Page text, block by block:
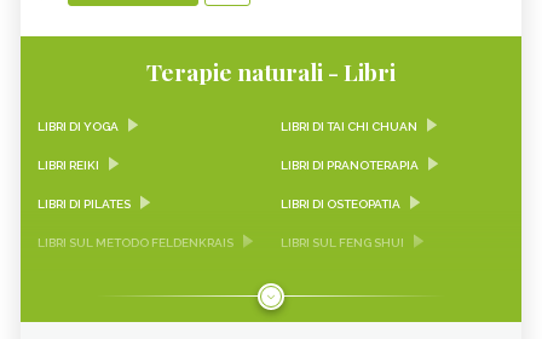
Terapie naturali - Libri
LIBRI DI YOGA LIBRI DI TAI CHI CHUAN
LIBRI REIKI LIBRI DI PRANOTERAPIA
LIBRI DI PILATES LIBRI DI OSTEOPATIA
LIBRI SUL METODO FELDENKRAIS LIBRI SUL FENG SHUI
LIBRI DI FITOTERAPIA LIBRI DI DANZATERAPIA